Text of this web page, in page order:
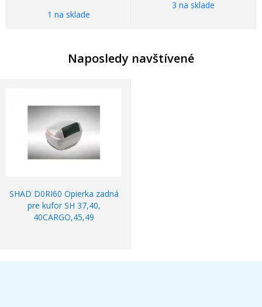
1 na sklade
3 na sklade
Naposledy navštívené
SHAD D0RI60 Opierka zadná
pre kufor SH 37,40,
40CARGO,45,49